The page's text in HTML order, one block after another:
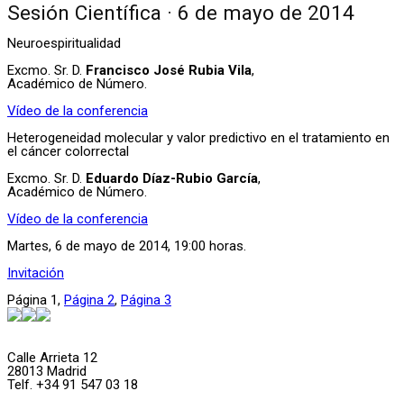
Sesión Científica · 6 de mayo de 2014
Neuroespiritualidad
Excmo. Sr. D. Francisco José Rubia Vila,
Académico de Número.
Vídeo de la conferencia
Heterogeneidad molecular y valor predictivo en el tratamiento en
el cáncer colorrectal
Excmo. Sr. D. Eduardo Díaz-Rubio García,
Académico de Número.
Vídeo de la conferencia
Martes, 6 de mayo de 2014, 19:00 horas.
Invitación
Página 1, Página 2, Página 3
Calle Arrieta 12
28013 Madrid
Telf. +34 91 547 03 18